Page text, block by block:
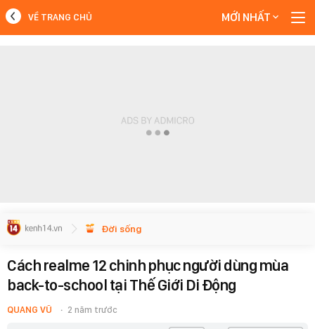
VỀ TRANG CHỦ MỚI NHẤT
Đời sống
Cách realme 12 chinh phục người dùng mùa
back-to-school tại Thế Giới Di Động
QUANG VŨ 2 năm trước